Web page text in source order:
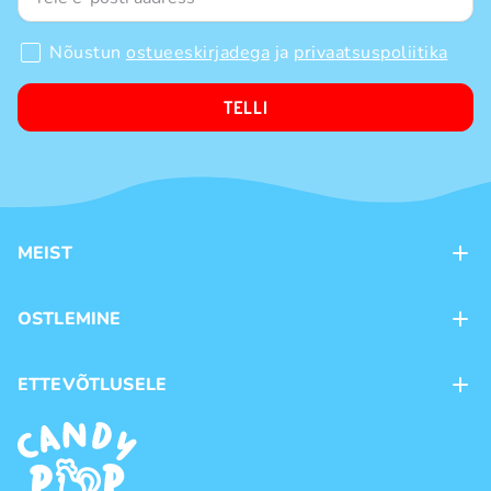
Nõustun ostueeskirjadega ja privaatsuspoliitika
TELLI
MEIST
Kauplused
OSTLEMINE
Ostutingimused
Privaatsuspoliitika
ETTEVÕTLUSELE
Frantsiis
Hulgimüük